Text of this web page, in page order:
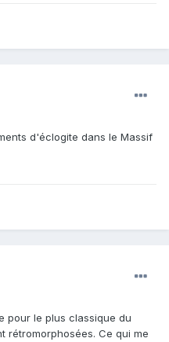
d'éclogite dans le Massif
pour le plus classique du
rétromorphosées. Ce qui me